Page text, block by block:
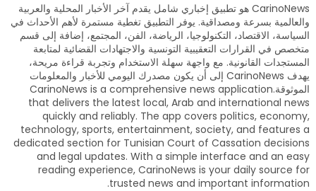
CarinoNews هو تطبيق إخباري شامل يقدم آخر الأخبار المحلية والعربية
والعالمية بسرعة ومصداقية. يوفر التطبيق تغطية مستمرة لأهم الأحداث في
السياسة، الاقتصاد، التكنولوجيا، الرياضة، الفن، المجتمع، إضافة إلى قسم
متخصص في القرارات التعقيبية التونسية والاجتهادات القضائية لمتابعة
المستجدات القانونية. مع واجهة سهلة الاستخدام وتجربة قراءة مريحة،
يهدف CarinoNews إلى أن يكون مصدرك اليومي للأخبار والمعلومات
الموثوقة.CarinoNews is a comprehensive news application
that delivers the latest local, Arab and international news
quickly and reliably. The app covers politics, economy,
technology, sports, entertainment, society, and features a
dedicated section for Tunisian Court of Cassation decisions
and legal updates. With a simple interface and an easy
reading experience, CarinoNews is your daily source for
trusted news and important information.